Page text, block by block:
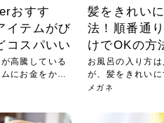
おすす
イテムがび
コスパいい
高騰している
にお金をかけ
髪をきれい
法！順番通
けでOKの方
お風呂の入り方
が、髪をきれい
を把握...
メガネ